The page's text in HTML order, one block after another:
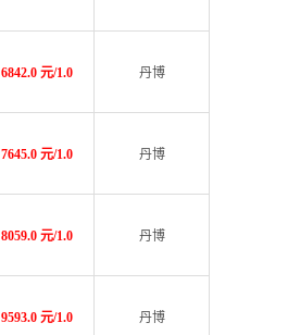
6842.0 元/1.0 丹博
7645.0 元/1.0 丹博
8059.0 元/1.0 丹博
9593.0 元/1.0 丹博